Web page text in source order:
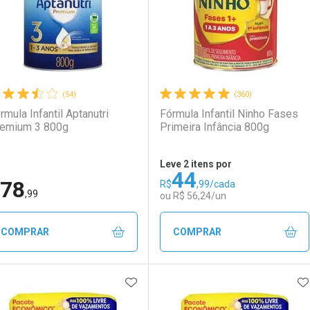
Ativar Desconto
Comprar sem Desconto
Comprar sem Desconto
Ativar Desconto
Comprar sem Desconto
Comprar sem Desconto
(54)
Infantil Aptanutri
3 800g
78,99
COMPRAR
FECHAR
FECHAR
(360)
Fórmula Infantil Ninho Fases
Primeira Infância 800g
Leve 2 itens por
R$44,99/cada
ou R$ 56,24/un
COMPRAR
ADICIONAR AOS FAVORITOS